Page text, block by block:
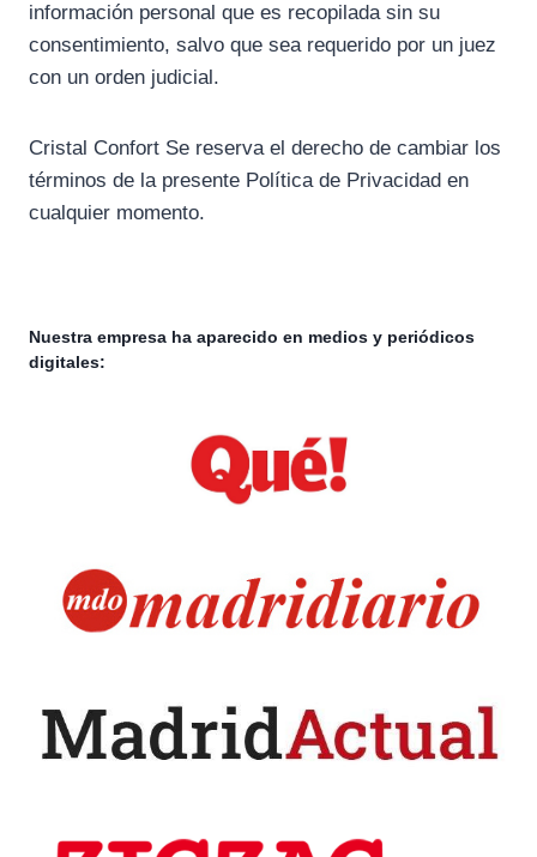
información personal que es recopilada sin su
consentimiento, salvo que sea requerido por un juez
con un orden judicial.
Cristal Confort Se reserva el derecho de cambiar los
términos de la presente Política de Privacidad en
cualquier momento.
Nuestra empresa ha aparecido en medios y periódicos
digitales: